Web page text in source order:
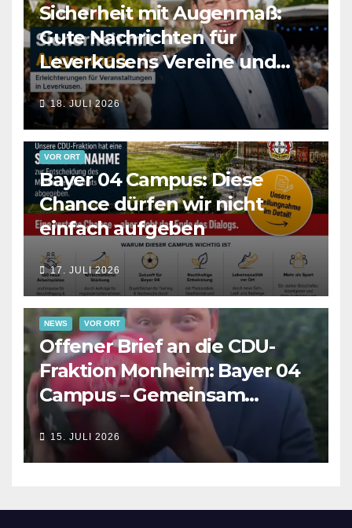
Sicherheit mit Augenmaß:
Gute Nachrichten für
Leverkusens Vereine und
Veranstalter
18. JULI 2026
VOR ORT
Bayer 04 Campus: Diese
Chance dürfen wir nicht
einfach aufgeben
17. JULI 2026
NEWS VOR ORT
Offener Brief an die CDU-
Fraktion Monheim: Bayer 04
Campus – Gemeinsam
Verantwortung für die
Zukunft übernehmen
15. JULI 2026